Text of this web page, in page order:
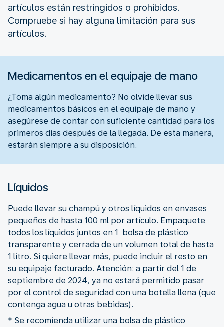
artículos están restringidos o prohibidos.
Compruebe si hay alguna limitación para sus
artículos.
Medicamentos en el equipaje de mano
¿Toma algún medicamento? No olvide llevar sus
medicamentos básicos en el equipaje de mano y
asegúrese de contar con suficiente cantidad para los
primeros días después de la llegada. De esta manera,
estarán siempre a su disposición.
Líquidos
Puede llevar su champú y otros líquidos en envases
pequeños de hasta 100 ml por artículo. Empaquete
todos los líquidos juntos en 1 bolsa de plástico
transparente y cerrada de un volumen total de hasta
1 litro. Si quiere llevar más, puede incluir el resto en
su equipaje facturado. Atención: a partir del 1 de
septiembre de 2024, ya no estará permitido pasar
por el control de seguridad con una botella llena (que
contenga agua u otras bebidas).
* Se recomienda utilizar una bolsa de plástico